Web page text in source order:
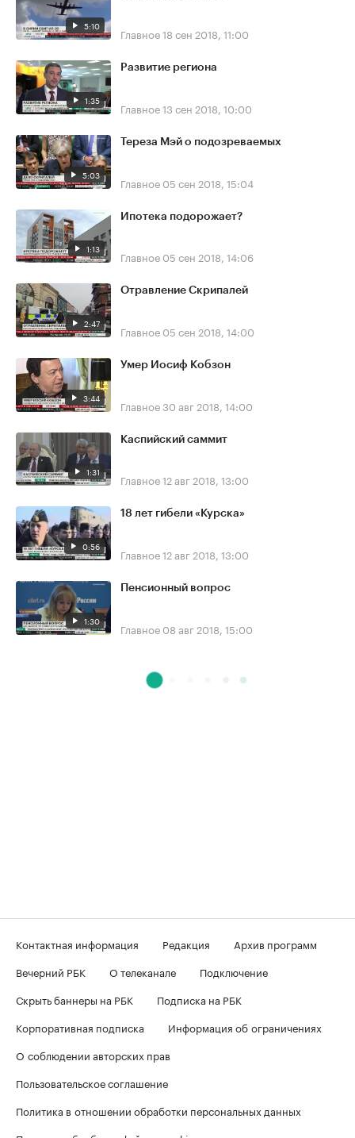
5:10 Главное18 сен 2018, 11:00
1:35
Развитие региона
Главное13 сен 2018, 10:00
5:03
Тереза Мэй о подозреваемых
Главное 05 сен 2018, 15:04
1:13
Ипотека подорожает?
Главное 05 сен 2018, 14:06
2:47
Отравление Скрипалей
Главное 05 сен 2018, 14:00
3:44
Умер Иосиф Кобзон
Главное30 авг 2018, 14:00
1:31
Каспийский саммит
Главное12 авг 2018, 13:00
0:56
18 лет гибели «Курска»
Главное12 авг 2018, 13:00
1:30
Пенсионный вопрос
Главное 08 авг 2018, 15:00
Контактная информация Редакция
Архив программ
Вечерний РБК
О телеканале
Подключение
Скрыть баннеры на РБК
Подписка на РБК
Корпоративная подписка
Информация об ограничениях
О соблюдении авторских прав
Пользовательское соглашение
Политика в отношении обработки персональных данных